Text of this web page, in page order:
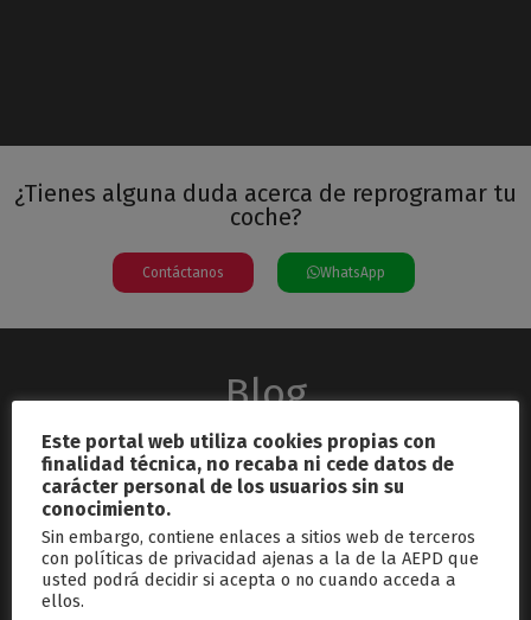
¿Tienes alguna duda acerca de reprogramar tu
coche?
Contáctanos WhatsApp
Blog
septiembre 26, 2024
Este portal web utiliza cookies propias con
finalidad técnica, no recaba ni cede datos de
carácter personal de los usuarios sin su
conocimiento.
Sin embargo, contiene enlaces a sitios web de terceros
con políticas de privacidad ajenas a la de la AEPD que
usted podrá decidir si acepta o no cuando acceda a
ellos.